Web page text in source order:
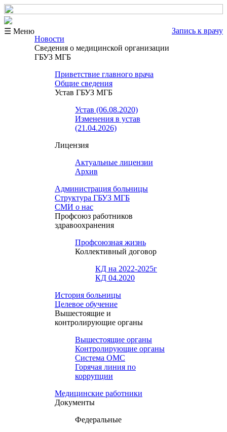
☰ Меню
Запись к врачу
Новости
Сведения о медицинской организации
ГБУЗ МГБ
Приветствие главного врача
Общие сведения
Устав ГБУЗ МГБ
Устав (06.08.2020)
Изменения в устав
(21.04.2026)
Лицензия
Актуальные лицензии
Архив
Администрация больницы
Структура ГБУЗ МГБ
СМИ о нас
Профсоюз работников
здравоохранения
Профсоюзная жизнь
Коллективный договор
КД на 2022-2025г
КД 04.2020
История больницы
Целевое обучение
Вышестоящие и
контролирующие органы
Вышестоящие органы
Контролирующие органы
Система ОМС
Горячая линия по
коррупции
Медицинские работники
Документы
Федеральные